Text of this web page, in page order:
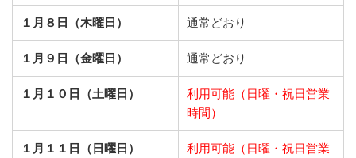
１月８日（木曜日） 通常どおり
１月９日（金曜日） 通常どおり
１月１０日（土曜日）
利用可能（日曜・祝日営業
時間）
１月１１日（日曜日）
利用可能（日曜・祝日営業